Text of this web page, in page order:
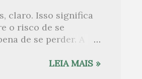
deram composição
de
claro. Isso significa
o risco de se
de se perder. A
narrativas. Joyce é
LEIA MAIS »